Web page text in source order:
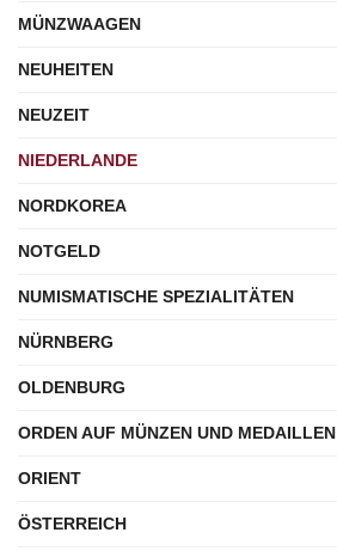
MÜNZWAAGEN
NEUHEITEN
NEUZEIT
NIEDERLANDE
NORDKOREA
NOTGELD
NUMISMATISCHE SPEZIALITÄTEN
NÜRNBERG
OLDENBURG
ORDEN AUF MÜNZEN UND MEDAILLEN
ORIENT
ÖSTERREICH